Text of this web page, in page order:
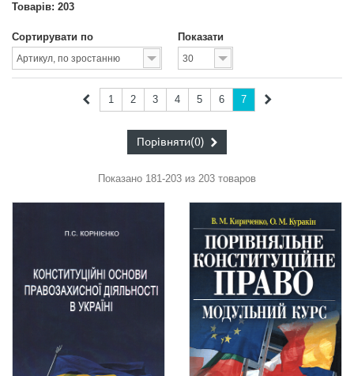
Товарів: 203
Сортирувати по Показати
Показано 181-203 из 203 товаров
1 2 3 4 5 6 7
Порівняти(0)